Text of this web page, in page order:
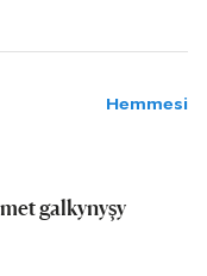
Hemmesi
galkynyşy